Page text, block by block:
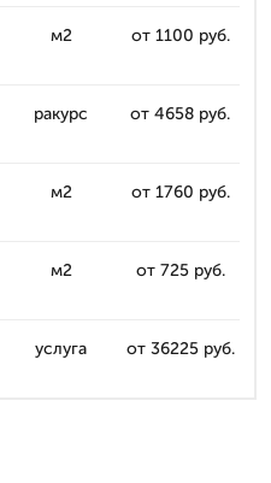
м2 от 1100 руб.
ракурс от 4658 руб.
м2 от 1760 руб.
м2 от 725 руб.
услуга от 36225 руб.